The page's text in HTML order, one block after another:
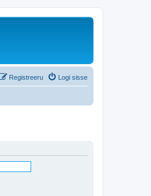
Logi sisse
Registreeru